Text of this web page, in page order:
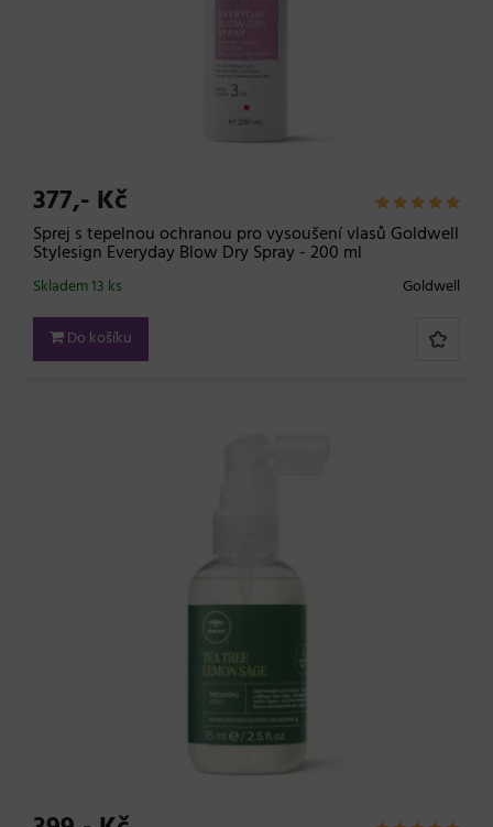
377,- Kč
Sprej s tepelnou ochranou pro vysoušení vlasů Goldwell
Stylesign Everyday Blow Dry Spray - 200 ml
Goldwell
Skladem 13 ks
Do košíku